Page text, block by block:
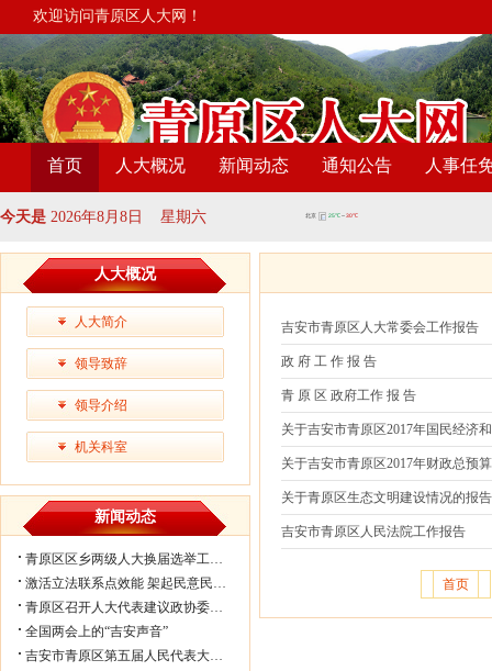
欢迎访问青原区人大网！
首页 人大概况 新闻动态 通知公告 人事任
今天是 2026年8月8日 星期六
人大概况
人大简介
领导致辞
领导介绍
机关科室
新闻动态
青原区区乡两级人大换届选举工作会议...
激活立法联系点效能 架起民意民生连...
青原区召开人大代表建议政协委员提案...
全国两会上的“吉安声音”
吉安市青原区第五届人民代表大会第七...
吉安市青原区人大常委会工作报告
政 府 工 作 报 告
青 原 区 政府工作 报 告
关于吉安市青原区2017年国民经济
关于吉安市青原区2017年财政总预
关于青原区生态文明建设情况的报告
吉安市青原区人民法院工作报告
首页